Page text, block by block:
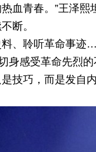
血青春。”王泽
断。
、聆听革命事
身感受革命先烈
技巧，而是发自